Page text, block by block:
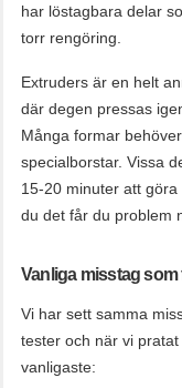
har löstagbara delar
torr rengöring.
Extruders är en helt
där degen pressas
Många formar
specialborstar. Vissa
15-20 minuter att
du det får du problem
Vanliga misstag
Vi har sett samma
tester och när vi
vanligaste: